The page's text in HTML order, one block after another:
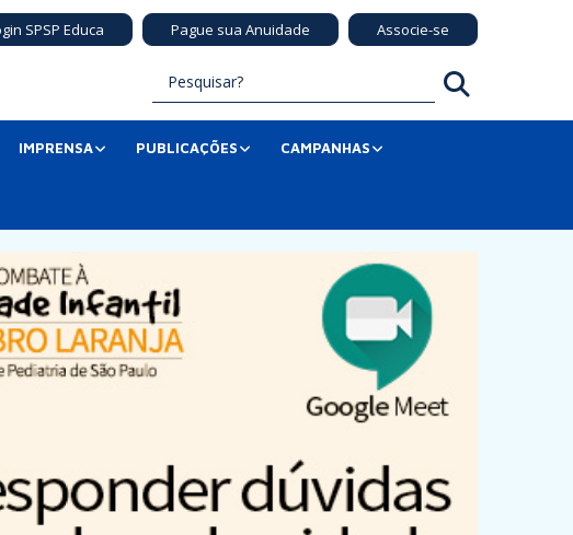
SPSP Educa Pague sua Anuidade Associe-se
IMPRENSA PUBLICAÇÕES CAMPANHAS